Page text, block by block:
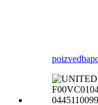
poizvedba